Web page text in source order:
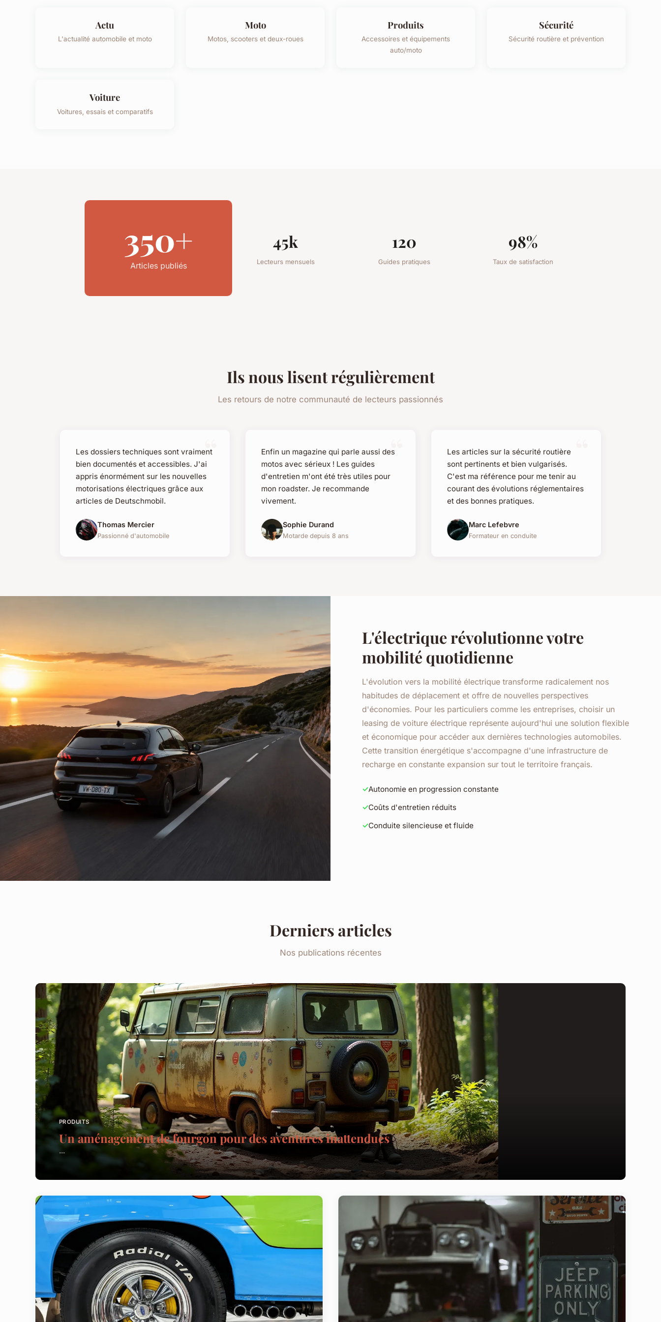
Actu
L'actualité automobile et moto
Moto
Motos, scooters et deux-roues
Produits
Accessoires et équipements
auto/moto
Sécurité
Sécurité routière et prévention
Voiture
Voitures, essais et comparatifs
350+
Articles publiés
45k
Lecteurs mensuels
120
Guides pratiques
98%
Taux de satisfaction
Ils nous lisent régulièrement
Les retours de notre communauté de lecteurs passionnés
Les dossiers techniques sont vraiment
bien documentés et accessibles. J'ai
appris énormément sur les nouvelles
motorisations électriques grâce aux
articles de Deutschmobil.
Thomas Mercier
Passionné d'automobile
Enfin un magazine qui parle aussi des
motos avec sérieux ! Les guides
d'entretien m'ont été très utiles pour
mon roadster. Je recommande
vivement.
Sophie Durand
Motarde depuis 8 ans
Les articles sur la sécurité routière
sont pertinents et bien vulgarisés.
C'est ma référence pour me tenir au
courant des évolutions réglementaires
et des bonnes pratiques.
Marc Lefebvre
Formateur en conduite
L'électrique révolutionne votre
mobilité quotidienne
L'évolution vers la mobilité électrique transforme radicalement nos
habitudes de déplacement et offre de nouvelles perspectives
d'économies. Pour les particuliers comme les entreprises, choisir un
leasing de voiture électrique représente aujourd'hui une solution flexible
et économique pour accéder aux dernières technologies automobiles.
Cette transition énergétique s'accompagne d'une infrastructure de
recharge en constante expansion sur tout le territoire français.
Autonomie en progression constante
Coûts d'entretien réduits
Conduite silencieuse et fluide
Derniers articles
Nos publications récentes
PRODUITS
Un aménagement de fourgon pour des aventures inattendues
...